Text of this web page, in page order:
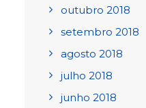
outubro 2018
setembro 2018
agosto 2018
julho 2018
junho 2018